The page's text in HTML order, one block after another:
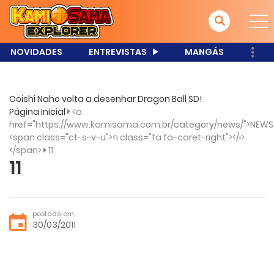
NOVIDADES ENTREVISTAS MANGÁS
Ooishi Naho volta a desenhar Dragon Ball SD!
Página Inicial <a
href="https://www.kamisama.com.br/category/news/
<span class="ct-s-v-u"><i class="fa fa-caret-right"></i>
</span> 11
11
postado em
30/03/2011